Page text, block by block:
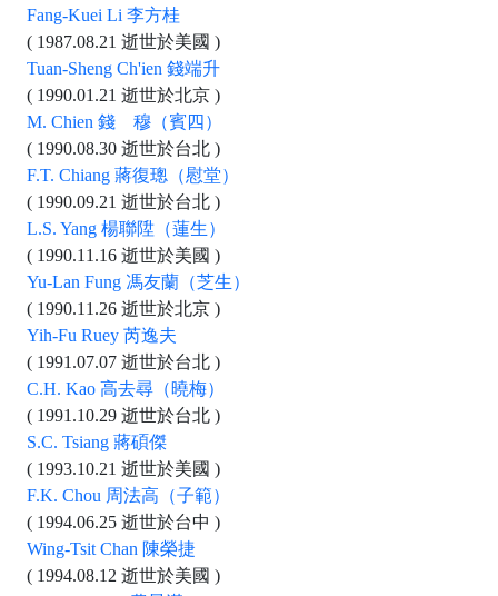
Fang-Kuei Li 李方桂
( 1987.08.21 逝世於美國 )
Tuan-Sheng Ch'ien 錢端升
( 1990.01.21 逝世於北京 )
M. Chien 錢 穆（賓四）
( 1990.08.30 逝世於台北 )
F.T. Chiang 蔣復璁（慰堂）
( 1990.09.21 逝世於台北 )
L.S. Yang 楊聯陞（蓮生）
( 1990.11.16 逝世於美國 )
Yu-Lan Fung 馮友蘭（芝生）
( 1990.11.26 逝世於北京 )
Yih-Fu Ruey 芮逸夫
( 1991.07.07 逝世於台北 )
C.H. Kao 高去尋（曉梅）
( 1991.10.29 逝世於台北 )
S.C. Tsiang 蔣碩傑
( 1993.10.21 逝世於美國 )
F.K. Chou 周法高（子範）
( 1994.06.25 逝世於台中 )
Wing-Tsit Chan 陳榮捷
( 1994.08.12 逝世於美國 )